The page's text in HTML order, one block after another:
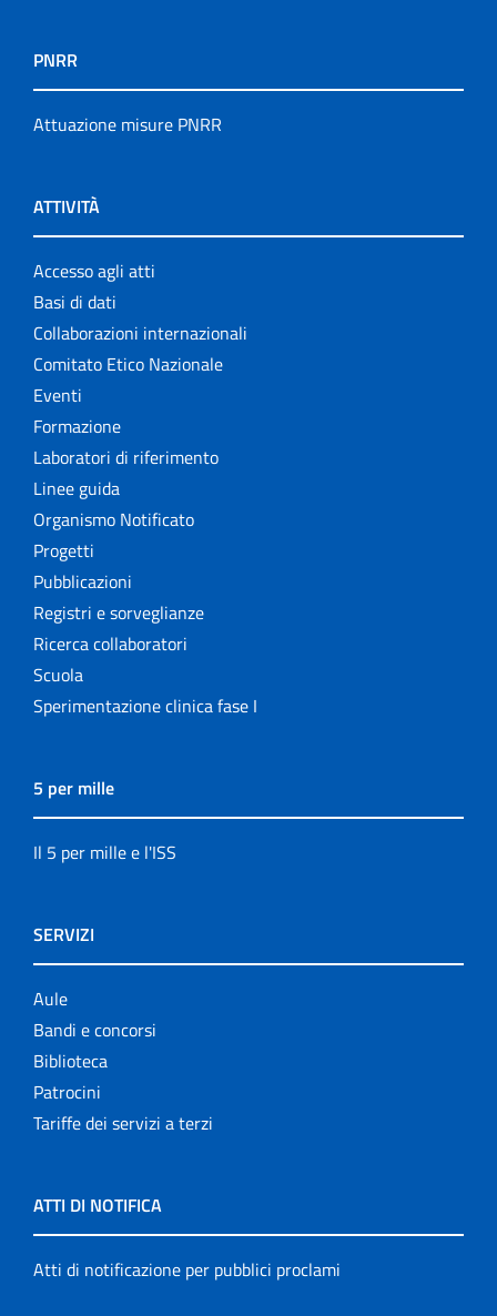
PNRR
Attuazione misure PNRR
ATTIVITÀ
Accesso agli atti
Basi di dati
Collaborazioni internazionali
Comitato Etico Nazionale
Eventi
Formazione
Laboratori di riferimento
Linee guida
Organismo Notificato
Progetti
Pubblicazioni
Registri e sorveglianze
Ricerca collaboratori
Scuola
Sperimentazione clinica fase I
5 per mille
Il 5 per mille e l'ISS
SERVIZI
Aule
Bandi e concorsi
Biblioteca
Patrocini
Tariffe dei servizi a terzi
ATTI DI NOTIFICA
Atti di notificazione per pubblici proclami